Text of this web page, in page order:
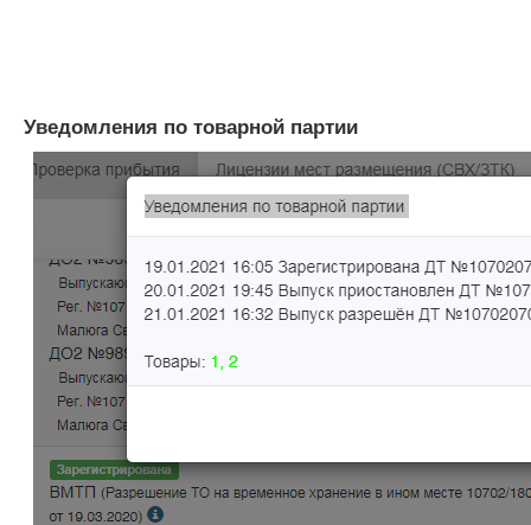
Уведомления по товарной партии